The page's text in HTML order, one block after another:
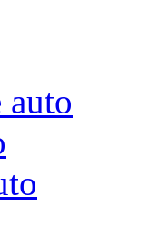
auto